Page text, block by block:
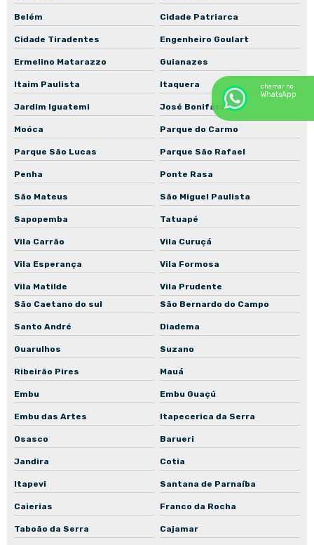
Manutenção de motores WEG
Recuperação de motores elétricos industriais
Reforma de motores elétricos industriais
Reparo de bombas industriais
Assistência técnica de motores industriais
Manutenção de motores para mineração
Belém Cidade Patriarca
Cidade Tiradentes Engenheiro Goulart
Ermelino Matarazzo Guianazes
Itaim Paulista Itaquera
Jardim Iguatemi José Bonifácio
Moóca Parque do Carmo
Parque São Lucas Parque São Rafael
Penha Ponte Rasa
São Mateus São Miguel Paulista
Sapopemba Tatuapé
Vila Carrão Vila Curuçá
Vila Esperança Vila Formosa
Vila Matilde
Vila Prudente
São Caetano do sul
São Bernardo do Campo
Santo André Diadema
Guarulhos Suzano
Ribeirão Pires Mauá
Embu Embu Guaçú
Embu das Artes Itapecerica da Serra
Osasco Barueri
Jandira Cotia
Itapevi Santana de Parnaíba
Caierias Franco da Rocha
Taboão da Serra Cajamar
chamar no
WhatsApp